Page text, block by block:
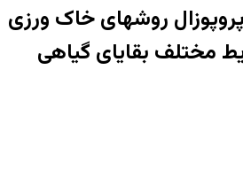
پروپوزال روشهای خاک ورزی
مختلف بقایای گیاهی